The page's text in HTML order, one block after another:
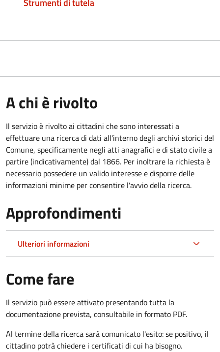
A chi è rivolto
Il servizio è rivolto ai cittadini che sono interessati a
effettuare una ricerca di dati all'interno degli archivi storici del
Comune, specificamente negli atti anagrafici e di stato civile a
partire (indicativamente) dal 1866. Per inoltrare la richiesta è
necessario possedere un valido interesse e disporre delle
informazioni minime per consentire l'avvio della ricerca.
Approfondimenti
Ulteriori informazioni
Come fare
Il servizio può essere attivato presentando tutta la
documentazione prevista, consultabile in formato PDF.
Al termine della ricerca sarà comunicato l'esito: se positivo, il
cittadino potrà chiedere i certificati di cui ha bisogno.